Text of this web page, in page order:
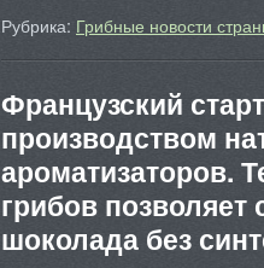
Рубрика: Грибные новости
Французский
производством
ароматизаторов.
грибов
шоколада без